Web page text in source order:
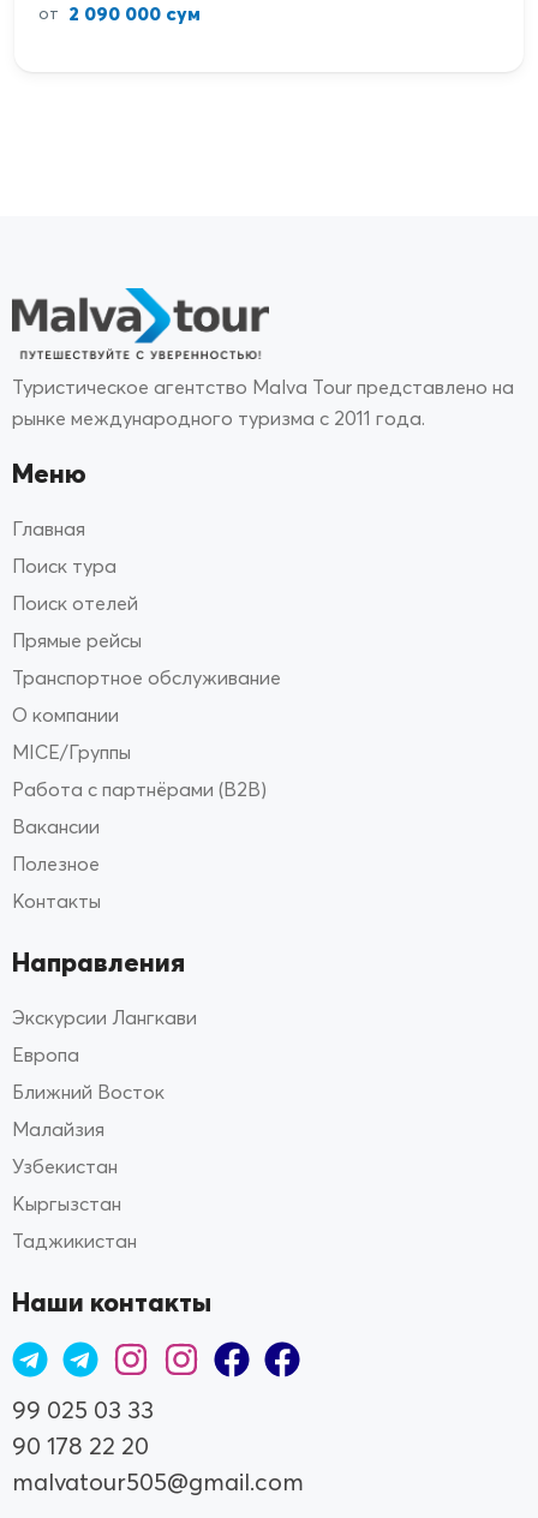
от 2 090 000 сум
Туристическое агентство Malva Tour представлено на
рынке международного туризма с 2011 года.
Меню
Главная
Поиск тура
Поиск отелей
Прямые рейсы
Транспортное обслуживание
О компании
MICE/Группы
Работа с партнёрами (B2B)
Вакансии
Полезное
Контакты
Направления
Экскурсии Лангкави
Европа
Ближний Восток
Малайзия
Узбекистан
Кыргызстан
Таджикистан
Наши контакты
99 025 03 33
90 178 22 20
malvatour505@gmail.com